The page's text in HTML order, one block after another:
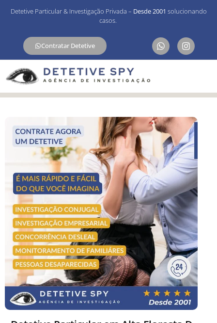
Detetive Particular & Investigação Privada – Desde 2001 solucionando
casos.
Contratar Detetive